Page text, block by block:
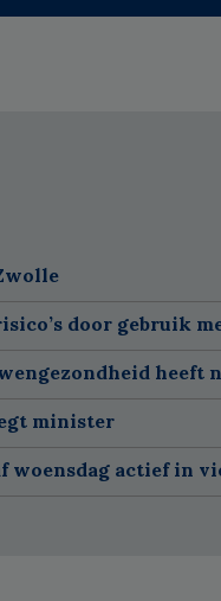
door gebruik
heeft
minister
woensdag actief in